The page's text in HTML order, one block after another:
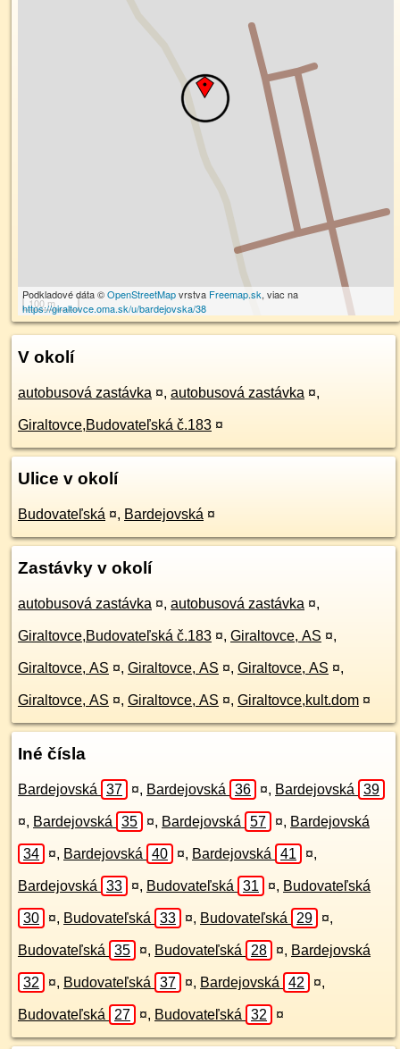
100 m
Podkladové dáta ©OpenStreetMapvrstva Freemap.sk, viac na
https://giraltovce.oma.sk/u/bardejovska/38
V okolí
autobusová zastávka ¤, autobusová zastávka ¤,
Giraltovce,Budovateľská č.183 ¤
Ulice v okolí
Budovateľská ¤, Bardejovská ¤
Zastávky v okolí
autobusová zastávka ¤, autobusová zastávka ¤,
Giraltovce,Budovateľská č.183 ¤, Giraltovce, AS ¤,
Giraltovce, AS ¤, Giraltovce, AS ¤, Giraltovce, AS ¤,
Giraltovce, AS ¤, Giraltovce, AS ¤, Giraltovce,kult.dom ¤
Iné čísla
Bardejovská 37 ¤, Bardejovská 36 ¤, Bardejovská 39
¤, Bardejovská 35 ¤, Bardejovská 57 ¤, Bardejovská
34 ¤, Bardejovská 40 ¤, Bardejovská 41 ¤,
Bardejovská 33 ¤, Budovateľská 31 ¤, Budovateľská
30 ¤, Budovateľská 33 ¤, Budovateľská 29 ¤,
Budovateľská 35 ¤, Budovateľská 28 ¤, Bardejovská
32 ¤, Budovateľská 37 ¤, Bardejovská 42 ¤,
Budovateľská 27 ¤, Budovateľská 32 ¤